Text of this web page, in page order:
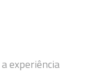
experiência